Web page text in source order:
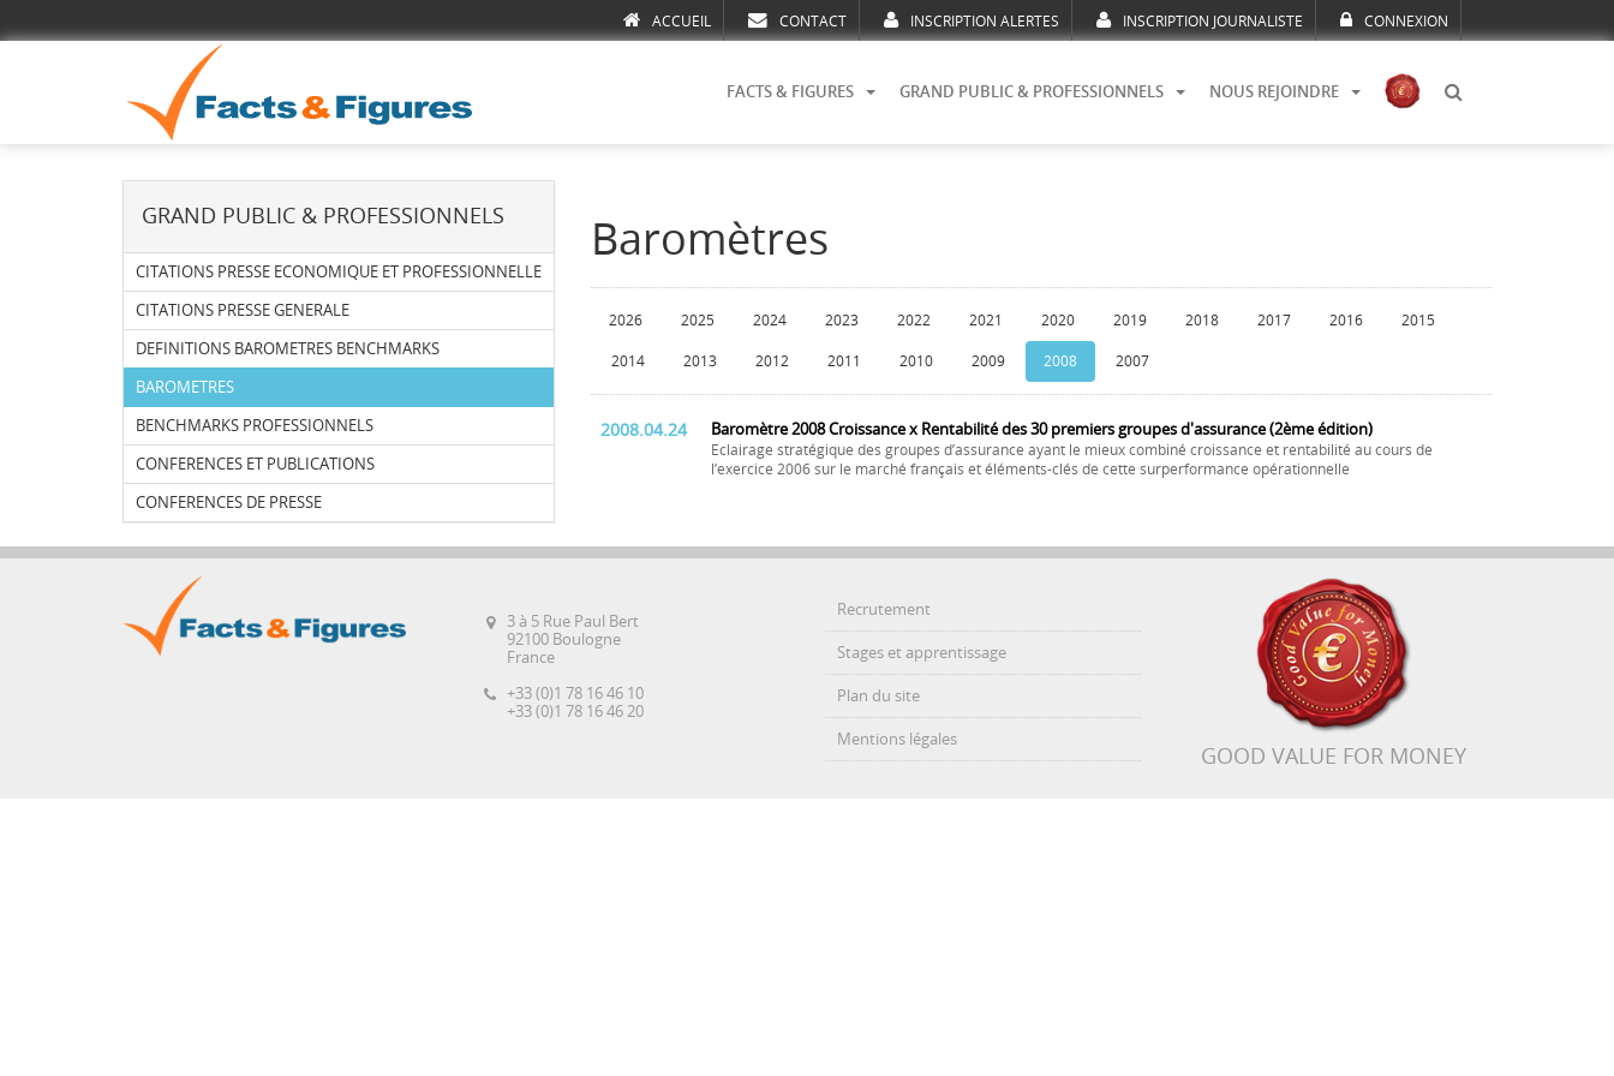
ACCUEIL CONTACT INSCRIPTION ALERTES INSCRIPTION JOURNALISTE CONNEXION
FACTS & FIGURES GRAND PUBLIC & PROFESSIONNELS NOUS REJOINDRE
GRAND PUBLIC & PROFESSIONNELS
CITATIONS PRESSE ECONOMIQUE ET PROFESSIONNELLE
CITATIONS PRESSE GENERALE
DEFINITIONS BAROMETRES BENCHMARKS
BAROMETRES
BENCHMARKS PROFESSIONNELS
CONFERENCES ET PUBLICATIONS
CONFERENCES DE PRESSE
Baromètres
2026 2025 2024 2023 2022 2021 2020 2019 2018 2017 2016 2015
2014 2013 2012 2011 2010 2009 2008 2007
2008.04.24 Baromètre 2008 Croissance x Rentabilité des 30 premiers groupes d'assurance (2ème édition)
Eclairage stratégique des groupes d’assurance ayant le mieux combiné croissance et rentabilité au cours de
l’exercice 2006 sur le marché français et éléments-clés de cette surperformance opérationnelle
3 à 5 Rue Paul Bert
92100 Boulogne
France
+33 (0)1 78 16 46 10
+33 (0)1 78 16 46 20
Recrutement
Stages et apprentissage
Plan du site
Mentions légales
GOOD VALUE FOR MONEY